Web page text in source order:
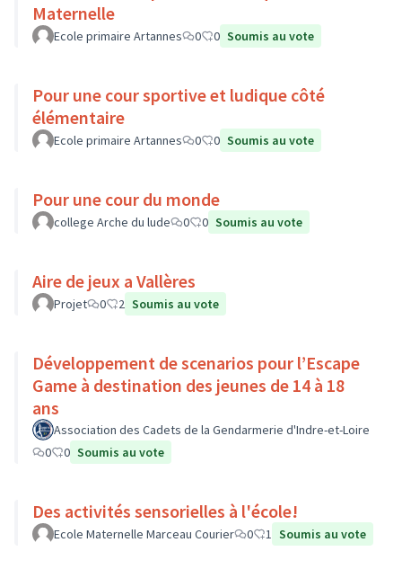
Maternelle
Ecole primaire Artannes 0 0 Soumis au vote
Pour une cour sportive et ludique côté
élémentaire
Ecole primaire Artannes 0 0 Soumis au vote
Pour une cour du monde
college Arche du lude 0 0 Soumis au vote
Aire de jeux a Vallères
Projet 0 2 Soumis au vote
Développement de scenarios pour l’Escape
Game à destination des jeunes de 14 à 18
ans
Association des Cadets de la Gendarmerie d'Indre-et-Loire
0
0 Soumis au vote
Des activités sensorielles à l'école!
Ecole Maternelle Marceau Courier 0 1 Soumis au vote